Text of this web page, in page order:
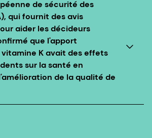
de sécurité des
qui fournit des avis
aider les décideurs
que l'apport
K avait des effets
sur la santé en
de la qualité de